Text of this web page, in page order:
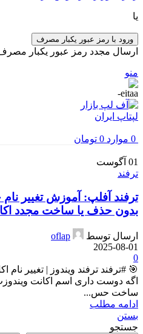
یا
ورود با رمز عبور یکبار مصرف
ارسال مجدد رمز عبور یکبار
منو
0 موارد 0 تومان
01 آگوست
ترفند
ترفند آفلپ: آموزش تغییر
بدون حذف یا ساخت مجدد
ارسال توسط
oflap
2025-08-01
0
اگه دوست داری اسم اکانت
ساخت حس...
ادامه مطلب
بستن
جستجو